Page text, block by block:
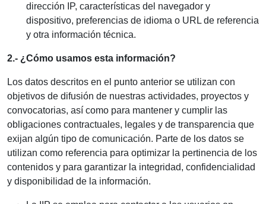
dirección IP, características del navegador y
dispositivo, preferencias de idioma o URL de referencia
y otra información técnica.
2.- ¿Cómo usamos esta información?
Los datos descritos en el punto anterior se utilizan con
objetivos de difusión de nuestras actividades, proyectos y
convocatorias, así como para mantener y cumplir las
obligaciones contractuales, legales y de transparencia que
exijan algún tipo de comunicación. Parte de los datos se
utilizan como referencia para optimizar la pertinencia de los
contenidos y para garantizar la integridad, confidencialidad
y disponibilidad de la información.